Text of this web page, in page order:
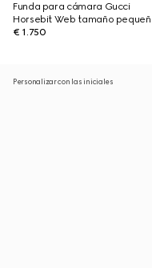
Funda para cámara Gucci
Horsebit Web tamaño
€ 1.750
Personalizar con las iniciales